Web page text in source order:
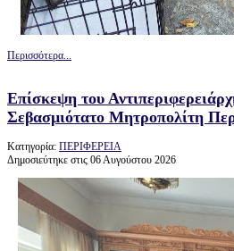
Περισσότερα...
Επίσκεψη του
Σεβασμιότατο Μητροπολίτη
Κατηγορία: ΠΕΡΙΦΕΡΕΙΑ
Δημοσιεύτηκε στις 06 Αυγούστου 2026